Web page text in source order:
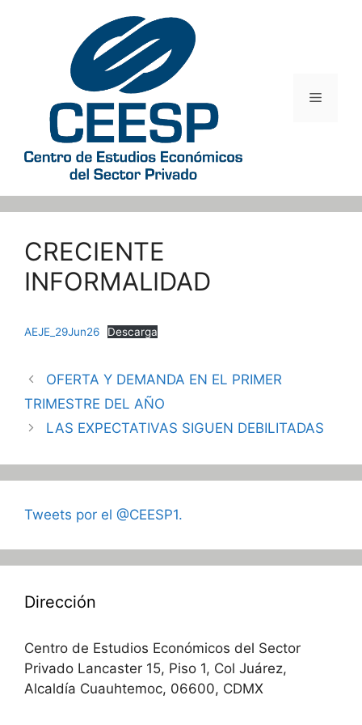
Menú
CRECIENTE
INFORMALIDAD
AEJE_29Jun26 Descarga
OFERTA Y DEMANDA EN EL PRIMER
TRIMESTRE DEL AÑO
LAS EXPECTATIVAS SIGUEN DEBILITADAS
Tweets por el @CEESP1.
Dirección
Centro de Estudios Económicos del Sector
Privado Lancaster 15, Piso 1, Col Juárez,
Alcaldía Cuauhtemoc, 06600, CDMX